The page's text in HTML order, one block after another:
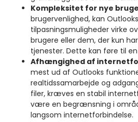
Kompleksitet for nye
brugervenlighed, kan
tilpasningsmuligheder virke
brugere eller dem, der kun
tjenester. Dette kan føre til
Afhængighed af
mest ud af Outlooks
realtidssamarbejde og
filer, kræves en stabil
være en begrænsning i
langsom internetforbindelse.